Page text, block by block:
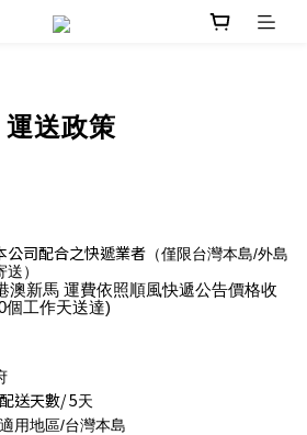
運送政策
公司配合之快遞業者 （僅限台灣本島/外島
）
澳新馬 運費依照順風快遞公告價格收
個工作天送達)
配送天數/ 5天
適用地區/台灣本島